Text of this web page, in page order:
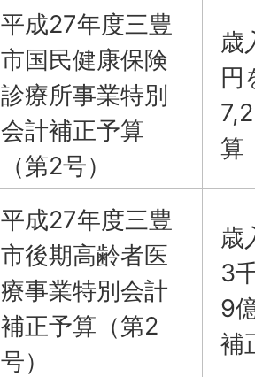
平成27年度三豊
市国民健康保険
診療所事業特別
会計補正予算
（第2号）
歳
円
算
平成27年度三豊
市後期高齢者医
療事業特別会計
補正予算（第2
号）
歳
3
9
補